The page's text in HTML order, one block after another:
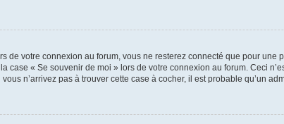
de votre connexion au forum, vous ne resterez connecté que pour
case « Se souvenir de moi » lors de votre connexion au forum. Ceci
n’arrivez pas à trouver cette case à cocher, il est probable qu’un